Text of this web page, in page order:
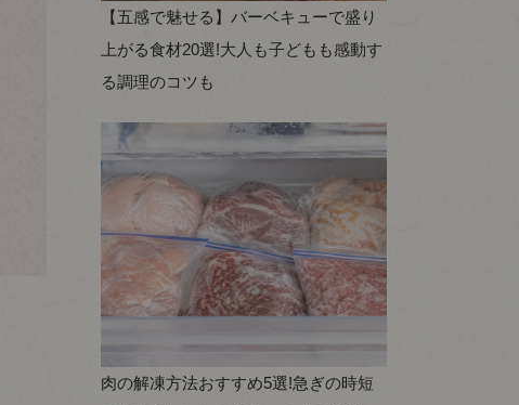
【五感で魅せる】バーベキューで盛り
上がる食材20選!大人も子どもも感動す
る調理のコツも
肉の解凍方法おすすめ5選!急ぎの時短